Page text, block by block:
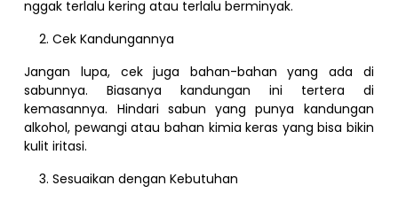
nggak terlalu kering atau terlalu berminyak.
Cek Kandungannya
Jangan lupa, cek juga bahan-bahan yang ada di
sabunnya. Biasanya kandungan ini tertera di
kemasannya. Hindari sabun yang punya kandungan
alkohol, pewangi atau bahan kimia keras yang bisa bikin
kulit iritasi.
Sesuaikan dengan Kebutuhan